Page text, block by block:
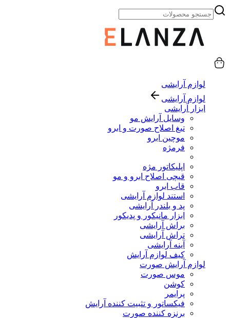
لوازم آرایشی
لوازم آرایشی
ابزار آرایشی
وسایل آرایش مو
تیغ اصلاح صورت و ابرو
موچین ابرو
فرمژه
اپلیکاتور مژه
قیچی اصلاح ابرو و مو
قاب ابرو
استند لوازم آرایشی
پد و بلندر آرایشی
ابزار مانیکور و پدیکور
براش آرایشی
تراش آرایشی
آینه آرایشی
کیف لوازم آرایش
لوازم آرایش صورت
موس صورت
کوشن
پرایمر
فیکساتور و تثبیت کننده آرایش
برنزه کننده صورت